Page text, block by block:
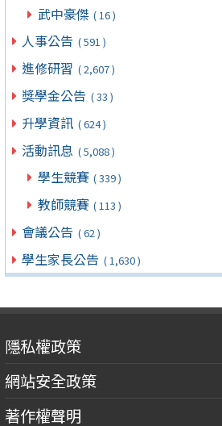
武中豪傑 ( 16 )
人事公告 ( 591 )
進修研習 ( 2,607 )
獎學金公告 ( 33 )
升學資訊 ( 624 )
活動訊息 ( 5,088 )
學生競賽 ( 339 )
教師競賽 ( 113 )
會議公告 ( 62 )
學生家長公告 ( 1,630 )
隱私權政策
網站安全政策
著作權聲明